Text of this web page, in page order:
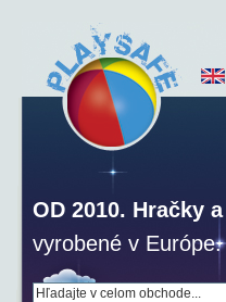
OD 2010. Hračky
vyrobené v Európe.